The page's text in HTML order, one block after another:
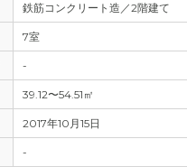
鉄筋コンクリート造／2階建て
7室
-
39.12〜54.51㎡
2017年10月15日
-